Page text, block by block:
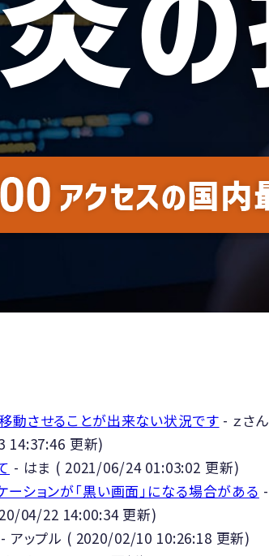
動させることが出来ない状況です - ｚさん
14:37:46 更新)
- はま ( 2021/06/24 01:03:02 更新)
ションが「黒い画面」になる場合がある -
04/22 14:00:34更新)
- アップル ( 2020/02/10 10:26:18 更新)